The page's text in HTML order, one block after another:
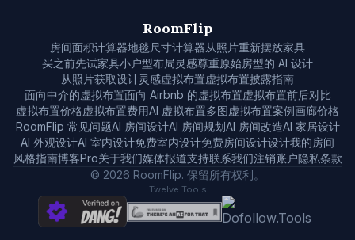
RoomFlip
房间面积计算器地毯尺寸计算器从照片重新摆放家具
买之前先试家具小户型布局灵感尊重原始房型的 AI 设计
从照片获取设计灵感虚拟布置虚拟布置披露指南
面向中介的虚拟布置面向 Airbnb 的虚拟布置虚拟布置前后对比
虚拟布置价格虚拟布置费用AI 虚拟布置多图虚拟布置案例画廊价格
RoomFlip 常见问题AI 房间设计AI 房间规划AI 房间改造AI 家居设计
AI 外观设计AI 室内设计免费室内设计免费房间设计设计我的房间
风格指南博客Pro关于我们媒体报道支持联系我们注销账户隐私条款
© 2026 RoomFlip. 保留所有权利。
Twelve Tools